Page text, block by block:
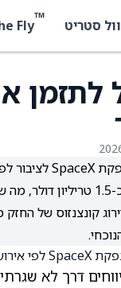
וול סטריט ™
Fly
דרך לא